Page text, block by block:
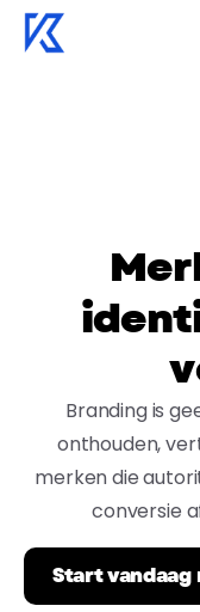
Mer
ident
v
Branding is
onthouden,
merken die
conversie
Start vandaag